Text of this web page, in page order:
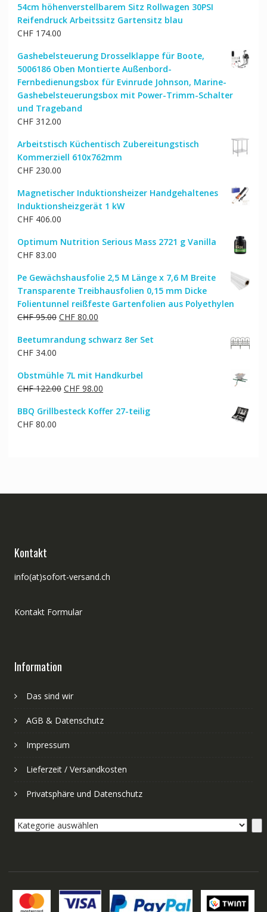
54cm höhenverstellbarem Sitz Rollwagen 30PSI
Reifendruck Arbeitssitz Gartensitz blau
CHF174.00
Gashebelsteuerung Drosselklappe für Boote,
5006186 Oben Montierte Außenbord-
Fernbedienungsbox für Evinrude Johnson, Marine-
Gashebelsteuerungsbox mit Power-Trimm-Schalter
und Trageband
CHF312.00
Arbeitstisch Küchentisch Zubereitungstisch
Kommerziell 610x762mm
CHF230.00
Magnetischer Induktionsheizer Handgehaltenes
Induktionsheizgerät 1 kW
CHF406.00
Optimum Nutrition Serious Mass 2721 g Vanilla
CHF83.00
Pe Gewächshausfolie 2,5 M Länge x 7,6 M Breite
Transparente Treibhausfolien 0,15 mm Dicke
Folientunnel reißfeste Gartenfolien aus Polyethylen
CHF95.00 Ursprünglicher
war:
CHF80.00Aktueller
ist:
Beetumrandung schwarz 8er Set
CHF34.00
Obstmühle 7L mit Handkurbel
CHF122.00 Ursprünglicher
war:
CHF98.00Aktueller
ist:
BBQ Grillbesteck Koffer 27-teilig
CHF80.00
Kontakt
info(at)sofort-versand.ch
Kontakt Formular
Information
Das sind wir
AGB & Datenschutz
Impressum
Lieferzeit / Versandkosten
Privatsphäre und Datenschutz
Kategorie